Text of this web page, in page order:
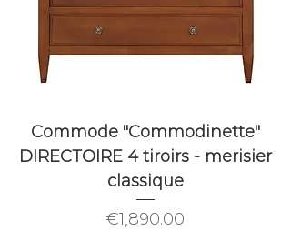
Commode "Commodinette"
DIRECTOIRE 4 tiroirs - merisier
classique
Price
€1,890.00